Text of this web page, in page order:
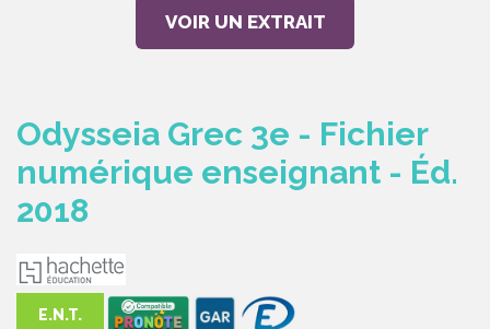
VOIR UN EXTRAIT
Odysseia Grec 3e - Fichier
numérique enseignant - Éd.
2018
E.N.T.